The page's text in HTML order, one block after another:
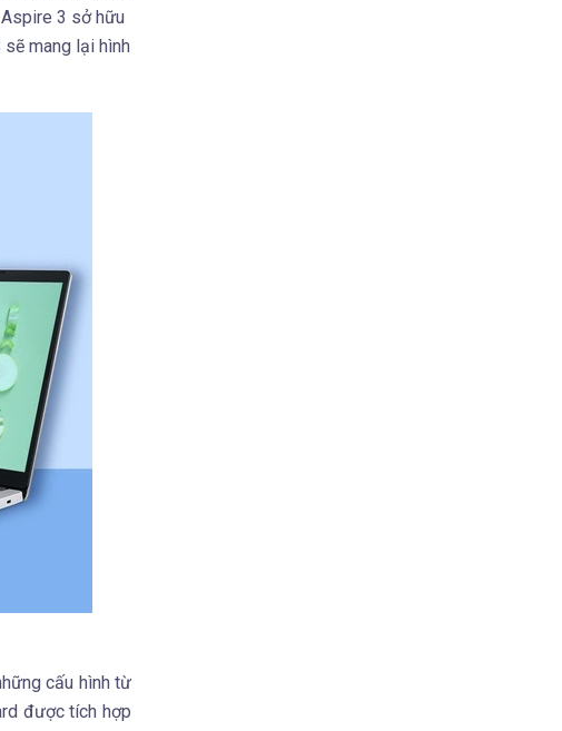
3 sở hữu
mang lại hình
cấu hình từ
được tích hợp